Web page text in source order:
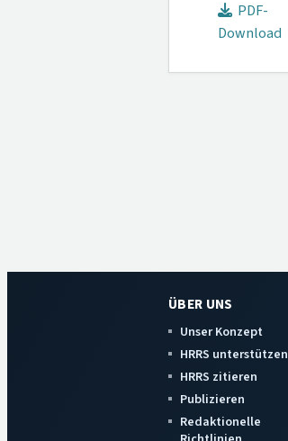
PDF-
Download
ÜBER UNS
Unser Konzept
HRRS unterstützen
HRRS zitieren
Publizieren
Redaktionelle